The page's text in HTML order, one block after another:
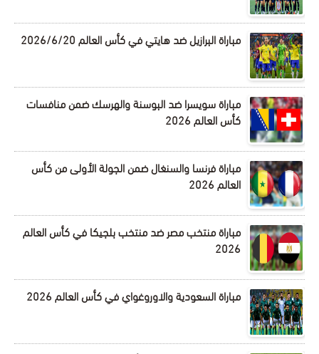
مباراة البرازيل ضد هايتي في كأس العالم 2026/6/20
مباراة سويسرا ضد البوسنة والهرسك ضمن منافسات
كأس العالم 2026
مباراة فرنسا والسنغال ضمن الجولة الأولى من كأس
العالم 2026
مباراة منتخب مصر ضد منتخب بلجيكا في كأس العالم
2026
مباراة السعودية والاوروغواي في كأس العالم 2026